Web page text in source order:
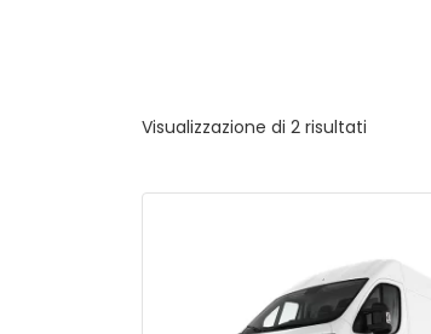
Visualizzazione di 2 risultati